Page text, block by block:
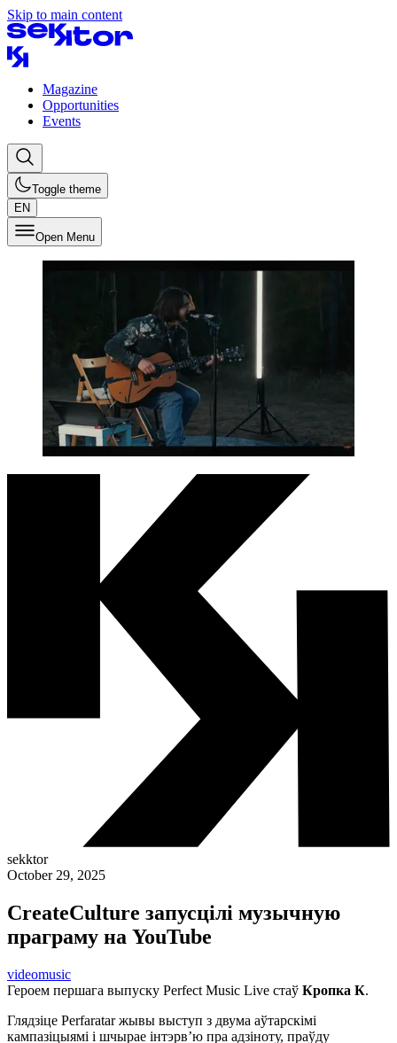
Skip to main content
Magazine
Opportunities
Events
Toggle theme
EN
Open Menu
sekktor
October 29, 2025
CreateCulture запусцілі музычную
праграму на YouTube
videomusic
Героем першага выпуску Perfect Music Live стаў Кропка К.
Глядзіце Perfaratar жывы выступ з двума аўтарскімі
кампазіцыямі і шчырае інтэрв’ю пра адзіноту, праўду